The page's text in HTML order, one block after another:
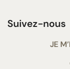
Suivez-nous
JE